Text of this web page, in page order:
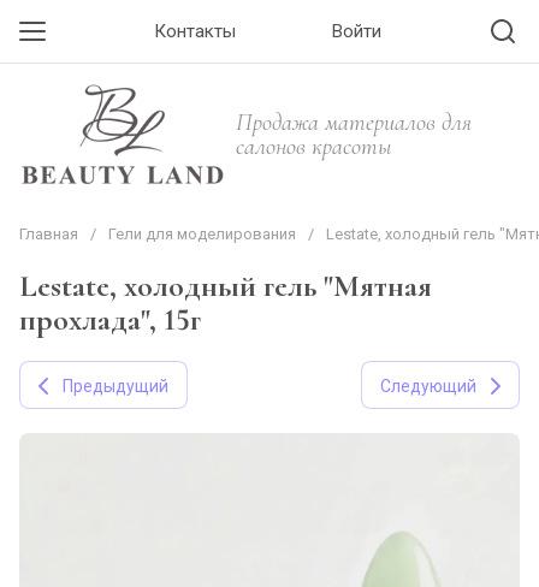
Контакты Войти
Продажа материалов для
салонов красоты
Главная / Гели для моделирования / Lestate, холодный гель
Lestate, холодный гель "Мятная
прохлада", 15г
Предыдущий Следующий